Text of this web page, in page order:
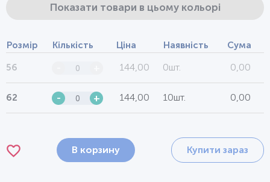
Показати товари в цьому кольорі
Розмір Кількість Ціна Наявність Сума
56 144,00 0шт. 0,00
62 - + 144,00 10шт. 0,00
В корзину Купити зараз